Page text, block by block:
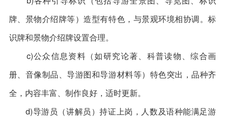
牌、景物介绍牌等）造型有特色，与景观环境相协调。标
识牌和景物介绍牌设置合理。
c)公众信息资料（如研究论著、科普读物、综合画
册、音像制品、导游图和导游材料等）特色突出，品种齐
全，内容丰富、制作良好，适时更新。
d)导游员（讲解员）持证上岗，人数及语种能满足游